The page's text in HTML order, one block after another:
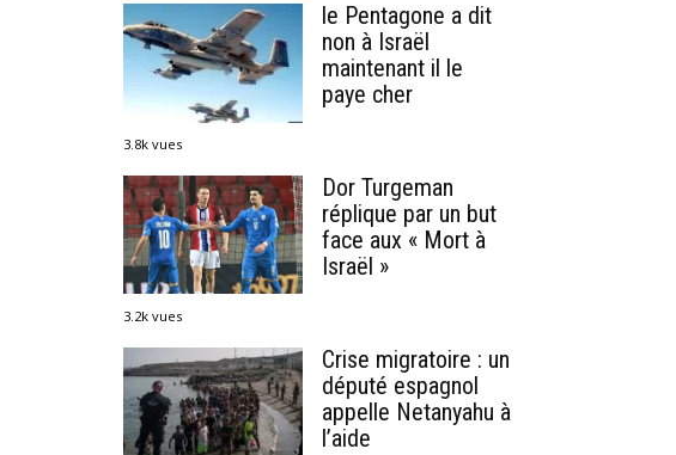
le Pentagone a dit
non à Israël
maintenant il le
paye cher
3.8k vues
Dor Turgeman
réplique par un but
face aux « Mort à
Israël »
3.2k vues
Crise migratoire : un
député espagnol
appelle Netanyahu à
l’aide